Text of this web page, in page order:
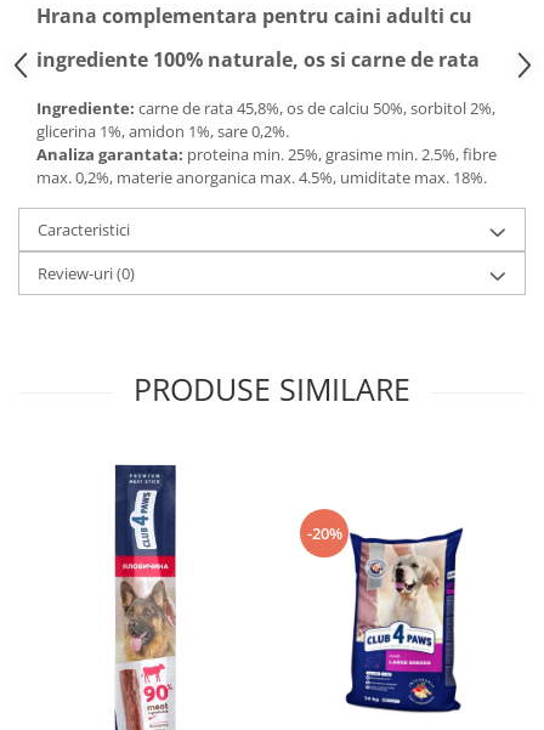
Hrana complementara pentru caini adulti cu
ingrediente 100% naturale, os si carne de rata
Ingrediente: carne de rata 45,8%, os de calciu 50%, sorbitol 2%,
glicerina 1%, amidon 1%, sare 0,2%.
Analiza garantata: proteina min. 25%, grasime min. 2.5%, fibre
max. 0,2%, materie anorganica max. 4.5%, umiditate max. 18%.
Caracteristici
Review-uri(0)
PRODUSE SIMILARE
-20%